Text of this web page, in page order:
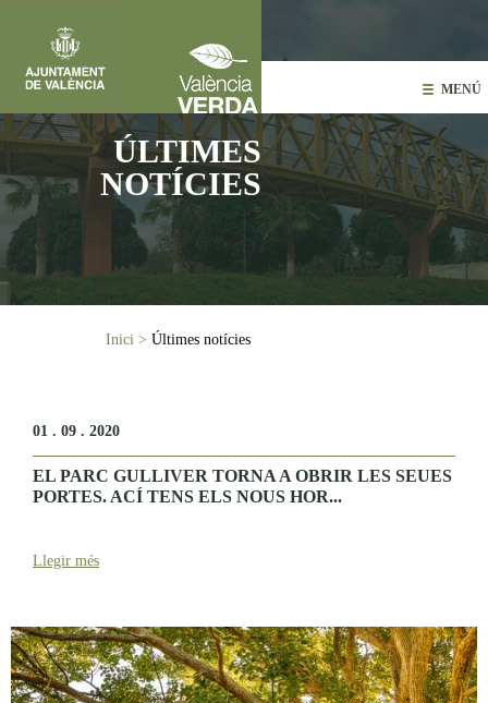
MENÚ
ÚLTIMES
NOTÍCIES
Esteu aquíInici > Últimes notícies
01 . 09 . 2020
EL PARC GULLIVER TORNA A OBRIR LES SEUES
PORTES. ACÍ TENS ELS NOUS HOR...
Llegir més